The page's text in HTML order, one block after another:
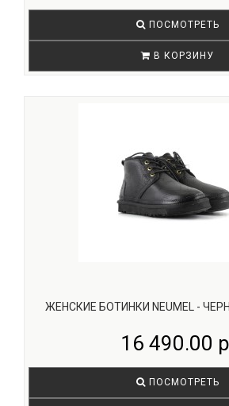
ПОСМОТРЕТЬ
В КОРЗИНУ
ЖЕНСКИЕ БОТИНКИ NEUMEL -
16 490.00
ПОСМОТРЕТЬ